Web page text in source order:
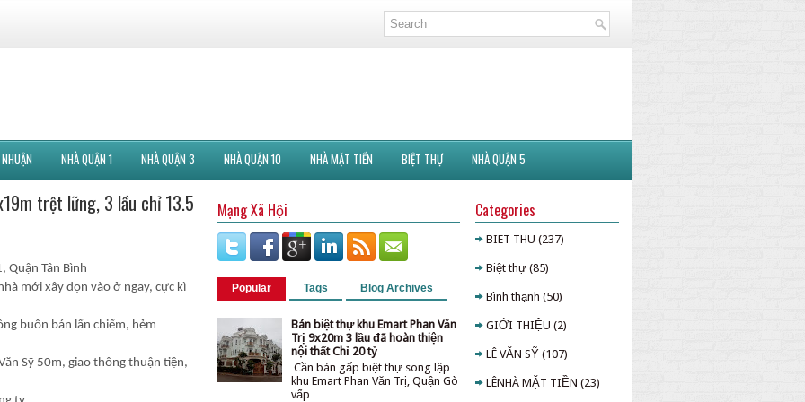
NHÀ QUẬN 1 NHÀ QUẬN 3 NHÀ QUẬN 10 NHÀ MẶT TIỀN BIỆT THỰ NHÀ QUẬN 5
trệt lững, 3 lầu chỉ 13.5
Quận Tân Bình
mới xây dọn vào ở ngay, cực kì
buôn bán lấn chiếm, hẻm
Sỹ 50m, giao thông thuận tiện,
Mạng Xã Hội
Popular Tags Blog Archives
Bán biệt thự khu Emart Phan Văn
Trị 9x20m 3 lầu đã hoàn thiện
nội thất Chỉ 20 tỷ
Cần bán gấp biệt thự song lập
khu Emart Phan Văn Trị, Quận Gò
vấp
Categories
BIET THU (237)
Biệt thự (85)
Bình thạnh (50)
GIỚI THIỆU (2)
LÊ VĂN SỸ (107)
LÊNHÀ MẶT TIỀN (23)